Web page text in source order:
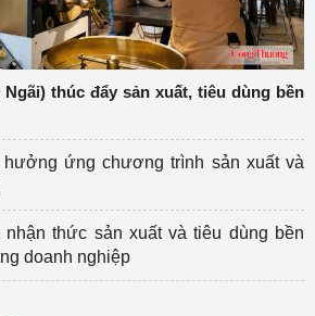
thúc đẩy sản xuất, tiêu dùng bền
ứng chương trình sản xuất và
nhận thức sản xuất và tiêu dùng bền
doanh nghiệp